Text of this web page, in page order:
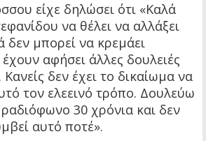
είχε δηλώσει ότι «Καλά
να θέλει να αλλάξει
μπορεί να κρεμάει
αφήσει άλλες δουλειές
Κανείς δεν έχει το δικαίωμα να
τον ελεεινό τρόπο. Δουλεύω
30 χρόνια και δεν
αυτό ποτέ».